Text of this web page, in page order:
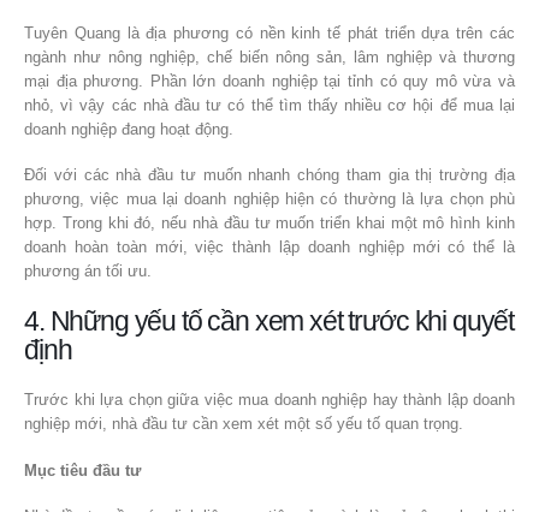
Tuyên Quang là địa phương có nền kinh tế phát triển dựa trên các
ngành như nông nghiệp, chế biến nông sản, lâm nghiệp và thương
mại địa phương. Phần lớn doanh nghiệp tại tỉnh có quy mô vừa và
nhỏ, vì vậy các nhà đầu tư có thể tìm thấy nhiều cơ hội để mua lại
doanh nghiệp đang hoạt động.
Đối với các nhà đầu tư muốn nhanh chóng tham gia thị trường địa
phương, việc mua lại doanh nghiệp hiện có thường là lựa chọn phù
hợp. Trong khi đó, nếu nhà đầu tư muốn triển khai một mô hình kinh
doanh hoàn toàn mới, việc thành lập doanh nghiệp mới có thể là
phương án tối ưu.
4. Những yếu tố cần xem xét trước khi quyết
định
Trước khi lựa chọn giữa việc mua doanh nghiệp hay thành lập doanh
nghiệp mới, nhà đầu tư cần xem xét một số yếu tố quan trọng.
Mục tiêu đầu tư